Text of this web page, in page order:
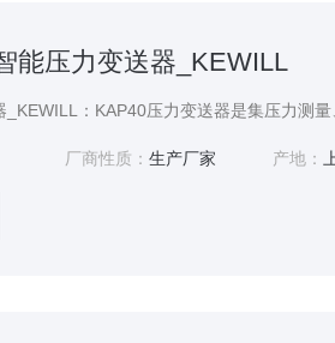
能压力变送器_KEWILL
厂商性质： 生产厂家 产地：